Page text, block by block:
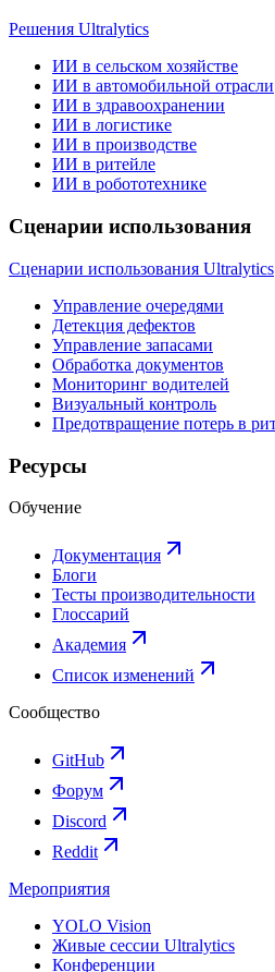
Решения Ultralytics
ИИ в сельском хозяйстве
ИИ в автомобильной отрасли
ИИ в здравоохранении
ИИ в логистике
ИИ в производстве
ИИ в ритейле
ИИ в робототехнике
Сценарии использования
Сценарии использования Ultralytics
Управление очередями
Детекция дефектов
Управление запасами
Обработка документов
Мониторинг водителей
Визуальный контроль
Предотвращение потерь в
Ресурсы
Обучение
Документация
Блоги
Тесты производительности
Глоссарий
Академия
Список изменений
Сообщество
GitHub
Форум
Discord
Reddit
Мероприятия
YOLO Vision
Живые сессии Ultralytics
Конференции